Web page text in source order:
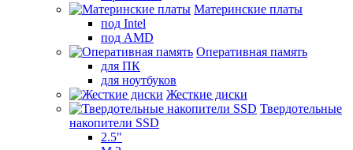
Материнские платы
под Intel
под AMD
Оперативная память
для ПК
для ноутбуков
Жесткие диски
Твердотельные
накопители SSD
2.5"